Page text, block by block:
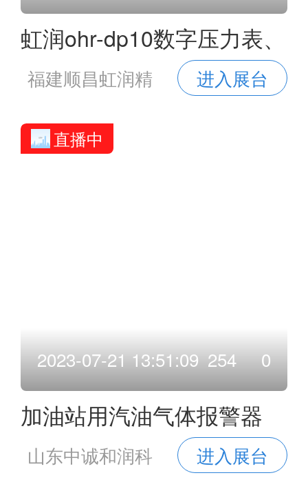
虹润ohr-dp10数字压力表、
数显压力表和智能数字压力
表等操作说明
福建顺昌虹润精
进入展台
直播中
2023-07-21 13:51:09 254 0
加油站用汽油气体报警器
山东中诚和润科
进入展台